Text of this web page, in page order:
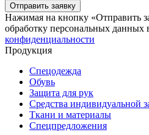
Отправить заявку
Нажимая на кнопку «Отправить
обработку персональных данных
конфиденциальности
Продукция
Спецодежда
Обувь
Защита для рук
Средства индивидуальной
Ткани и материалы
Спецпредложения